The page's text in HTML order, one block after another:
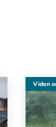
Viden